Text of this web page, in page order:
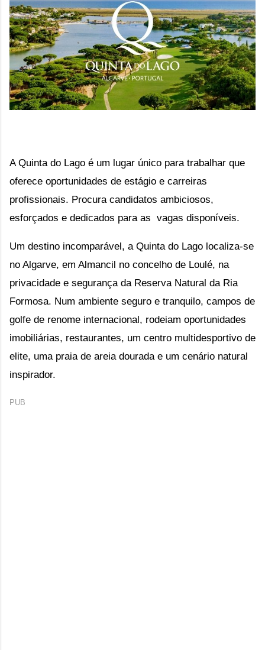
A Quinta do Lago é um lugar único para trabalhar que
oferece oportunidades de estágio e carreiras
profissionais. Procura candidatos ambiciosos,
esforçados e dedicados para as vagas disponíveis.
Um destino incomparável, a Quinta do Lago localiza-se
no Algarve, em Almancil no concelho de Loulé, na
privacidade e segurança da Reserva Natural da Ria
Formosa. Num ambiente seguro e tranquilo, campos de
golfe de renome internacional, rodeiam oportunidades
imobiliárias, restaurantes, um centro multidesportivo de
elite, uma praia de areia dourada e um cenário natural
inspirador.
PUB